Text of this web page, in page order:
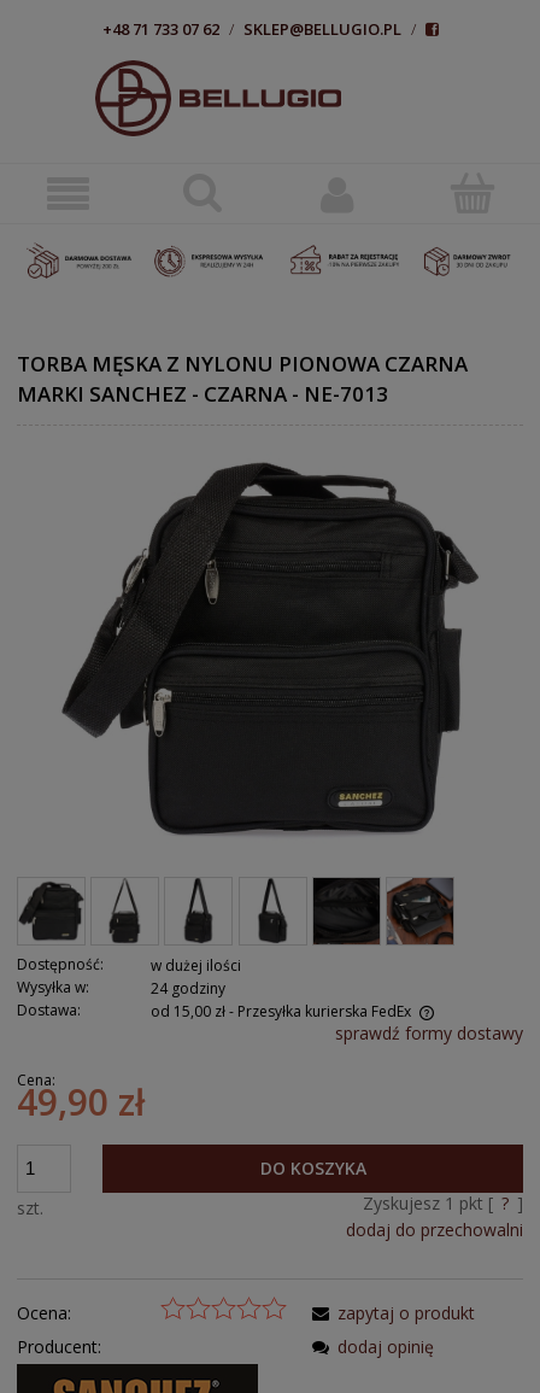
+48 71 733 07 62 / SKLEP@BELLUGIO.PL /
TORBA MĘSKA Z NYLONU PIONOWA CZARNA
MARKI SANCHEZ - CZARNA - NE-7013
Dostępność:
w dużej ilości
Wysyłka w:
24 godziny
Dostawa:
od 15,00 zł- Przesyłka kurierska FedEx
sprawdź formy dostawy
Cena:
49,90 zł
szt.
DO KOSZYKA
Zyskujesz 1 pkt [ ? ]
dodaj do przechowalni
Ocena:
Producent:
zapytaj o produkt
dodaj opinię